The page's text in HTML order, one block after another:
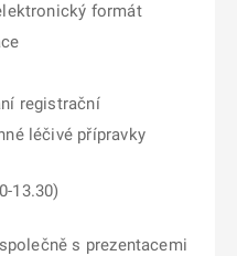
formát
registrační
léčivé přípravky
13.30)
s prezentacemi